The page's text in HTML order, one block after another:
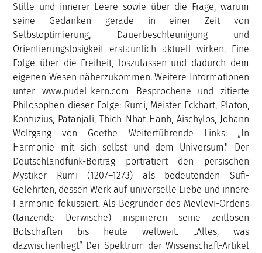
Stille und innerer Leere sowie über die Frage, warum
seine Gedanken gerade in einer Zeit von
Selbstoptimierung, Dauerbeschleunigung und
Orientierungslosigkeit erstaunlich aktuell wirken. Eine
Folge über die Freiheit, loszulassen und dadurch dem
eigenen Wesen näherzukommen. Weitere Informationen
unter www.pudel-kern.com Besprochene und zitierte
Philosophen dieser Folge: Rumi, Meister Eckhart, Platon,
Konfuzius, Patanjali, Thich Nhat Hanh, Aischylos, Johann
Wolfgang von Goethe Weiterführende Links: „In
Harmonie mit sich selbst und dem Universum." Der
Deutschlandfunk-Beitrag porträtiert den persischen
Mystiker Rumi (1207–1273) als bedeutenden Sufi-
Gelehrten, dessen Werk auf universelle Liebe und innere
Harmonie fokussiert. Als Begründer des Mevlevi-Ordens
(tanzende Derwische) inspirieren seine zeitlosen
Botschaften bis heute weltweit. „Alles, was
dazwischenliegt“ Der Spektrum der Wissenschaft-Artikel